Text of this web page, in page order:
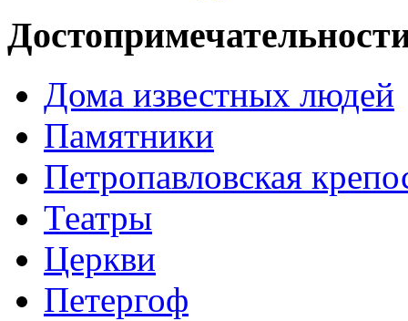
Дома известных людей
Памятники
Петропавловская
Театры
Церкви
Петергоф